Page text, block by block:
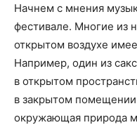
Начнем с мнения
фестивале. Многие из
открытом воздухе
Например, один из
в открытом
в закрытом
окружающая природа